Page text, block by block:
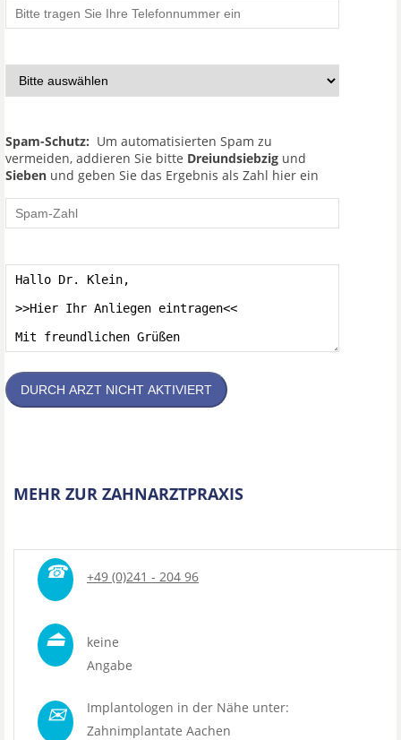
Spam-Schutz: Um automatisierten Spam zu
vermeiden, addieren Sie bitte Dreiundsiebzig und
Sieben und geben Sie das Ergebnis als Zahl hier ein
DURCH ARZT NICHT AKTIVIERT
MEHR ZUR ZAHNARZTPRAXIS
☎ +49 (0)241 - 204 96
⏏
keine
Angabe
✉
Implantologen in der Nähe unter:
Zahnimplantate Aachen